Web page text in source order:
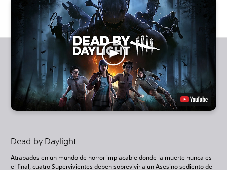
Dead by Daylight
Atrapados en un mundo de horror implacable donde la muerte nunca es
el final, cuatro Supervivientes deben sobrevivir a un Asesino sediento de